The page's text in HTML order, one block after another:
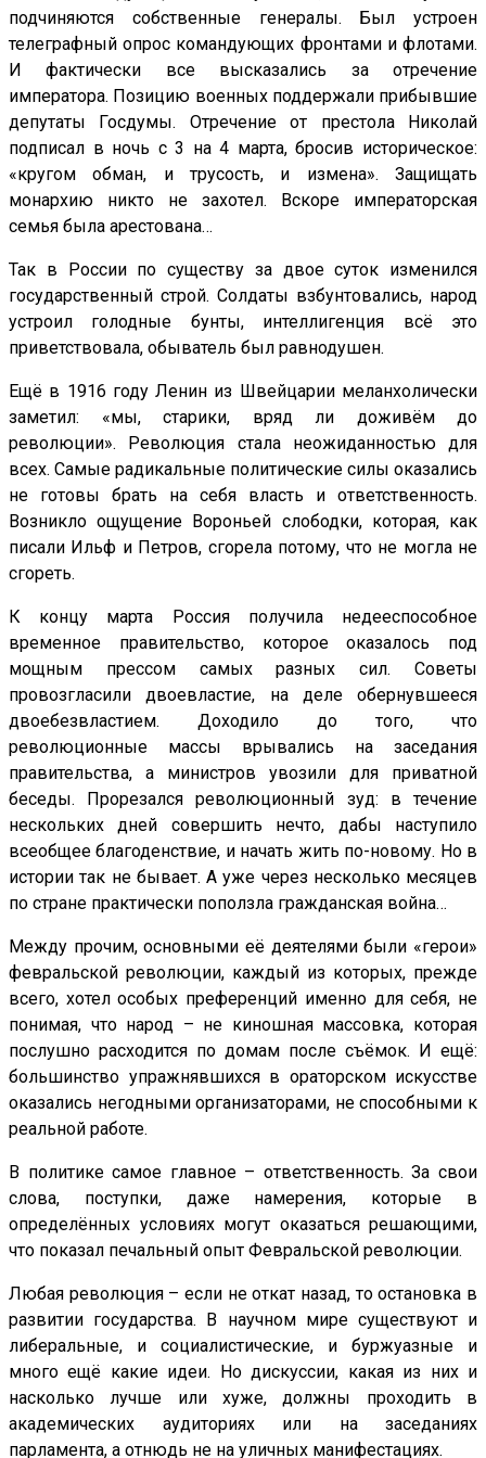
подчиняются собственные генералы. Был устроен
телеграфный опрос командующих фронтами и флотами.
И фактически все высказались за отречение
императора. Позицию военных поддержали прибывшие
депутаты Госдумы. Отречение от престола Николай
подписал в ночь с 3 на 4 марта, бросив историческое:
«кругом обман, и трусость, и измена». Защищать
монархию никто не захотел. Вскоре императорская
семья была арестована…
Так в России по существу за двое суток изменился
государственный строй. Солдаты взбунтовались, народ
устроил голодные бунты, интеллигенция всё это
приветствовала, обыватель был равнодушен.
Ещё в 1916 году Ленин из Швейцарии меланхолически
заметил: «мы, старики, вряд ли доживём до
революции». Революция стала неожиданностью для
всех. Самые радикальные политические силы оказались
не готовы брать на себя власть и ответственность.
Возникло ощущение Вороньей слободки, которая, как
писали Ильф и Петров, сгорела потому, что не могла не
сгореть.
К концу марта Россия получила недееспособное
временное правительство, которое оказалось под
мощным прессом самых разных сил. Советы
провозгласили двоевластие, на деле обернувшееся
двоебезвластием. Доходило до того, что
революционные массы врывались на заседания
правительства, а министров увозили для приватной
беседы. Прорезался революционный зуд: в течение
нескольких дней совершить нечто, дабы наступило
всеобщее благоденствие, и начать жить по-новому. Но в
истории так не бывает. А уже через несколько месяцев
по стране практически поползла гражданская война…
Между прочим, основными её деятелями были «герои»
февральской революции, каждый из которых, прежде
всего, хотел особых преференций именно для себя, не
понимая, что народ – не киношная массовка, которая
послушно расходится по домам после съёмок. И ещё:
большинство упражнявшихся в ораторском искусстве
оказались негодными организаторами, не способными к
реальной работе.
В политике самое главное – ответственность. За свои
слова, поступки, даже намерения, которые в
определённых условиях могут оказаться решающими,
что показал печальный опыт Февральской революции.
Любая революция – если не откат назад, то остановка в
развитии государства. В научном мире существуют и
либеральные, и социалистические, и буржуазные и
много ещё какие идеи. Но дискуссии, какая из них и
насколько лучше или хуже, должны проходить в
академических аудиториях или на заседаниях
парламента, а отнюдь не на уличных манифестациях.